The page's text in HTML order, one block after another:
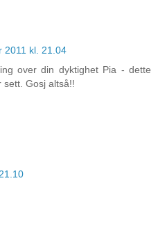
2011 kl. 21.04
over din dyktighet Pia - dette
Gosj altså!!